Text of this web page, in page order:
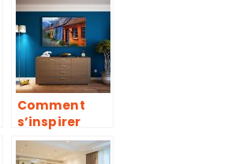
Comment
s’inspirer
pour des
décorateurs?